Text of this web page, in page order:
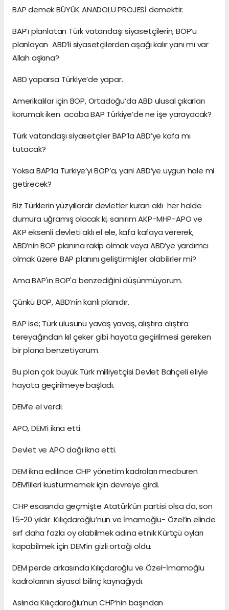
BAP demek BÜYÜK ANADOLU PROJESİ demektir.
BAP’ı planlatan Türk vatandaşı siyasetçilerin, BOP’u
planlayan ABD’li siyasetçilerden aşağı kalır yanı mı var
Allah aşkına?
ABD yaparsa Türkiye’de yapar.
Amerikalılar için BOP, Ortadoğu’da ABD ulusal çıkarları
korumak iken acaba BAP Türkiye’de ne işe yarayacak?
Türk vatandaşı siyasetçiler BAP’la ABD’ye kafa mı
tutacak?
Yoksa BAP’la Türkiye’yi BOP’a, yani ABD’ye uygun hale mi
getirecek?
Biz Türklerin yüzyıllardır devletler kuran aklı her halde
dumura uğramış olacak ki, sanırım AKP-MHP-APO ve
AKP eksenli devleti aklı el ele, kafa kafaya vererek,
ABD’nin BOP planına rakip olmak veya ABD’ye yardımcı
olmak üzere BAP planını geliştirmişler olabilirler mi?
Ama BAP'ın BOP'a benzediğini düşünmüyorum.
Çünkü BOP, ABD’nin kanlı planıdır.
BAP ise; Türk ulusunu yavaş yavaş, alıştıra alıştıra
tereyağından kıl çeker gibi hayata geçirilmesi gereken
bir plana benzetiyorum.
Bu plan çok büyük Türk milliyetçisi Devlet Bahçeli eliyle
hayata geçirilmeye başladı.
DEM’e el verdi.
APO, DEM’i ikna etti.
Devlet ve APO dağı ikna etti.
DEM ikna edilince CHP yönetim kadroları mecburen
DEM’lileri küstürmemek için devreye girdi.
CHP esasında geçmişte Atatürk’ün partisi olsa da, son
15-20 yıldır Kılıçdaroğlu’nun ve İmamoğlu- Özel’in elinde
sırf daha fazla oy alabilmek adına etnik Kürtçü oyları
kapabilmek için DEM’in gizli ortağı oldu.
DEM perde arkasında Kılıçdaroğlu ve Özel-İmamoğlu
kadrolarının siyasal bilinç kaynağıydı.
Aslında Kılıçdaroğlu’nun CHP’nin başından